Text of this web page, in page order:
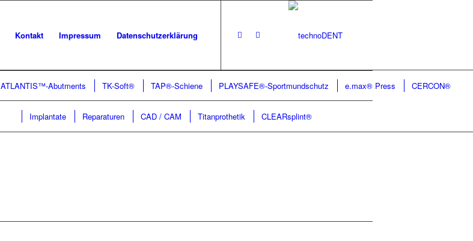
Kontakt Impressum Datenschutzerklärung
ATLANTIS™-Abutments TK-Soft® TAP®-Schiene PLAYSAFE®-Sportmundschutz e.max® Press CERCON®
Implantate Reparaturen CAD / CAM Titanprothetik
CLEARsplint®